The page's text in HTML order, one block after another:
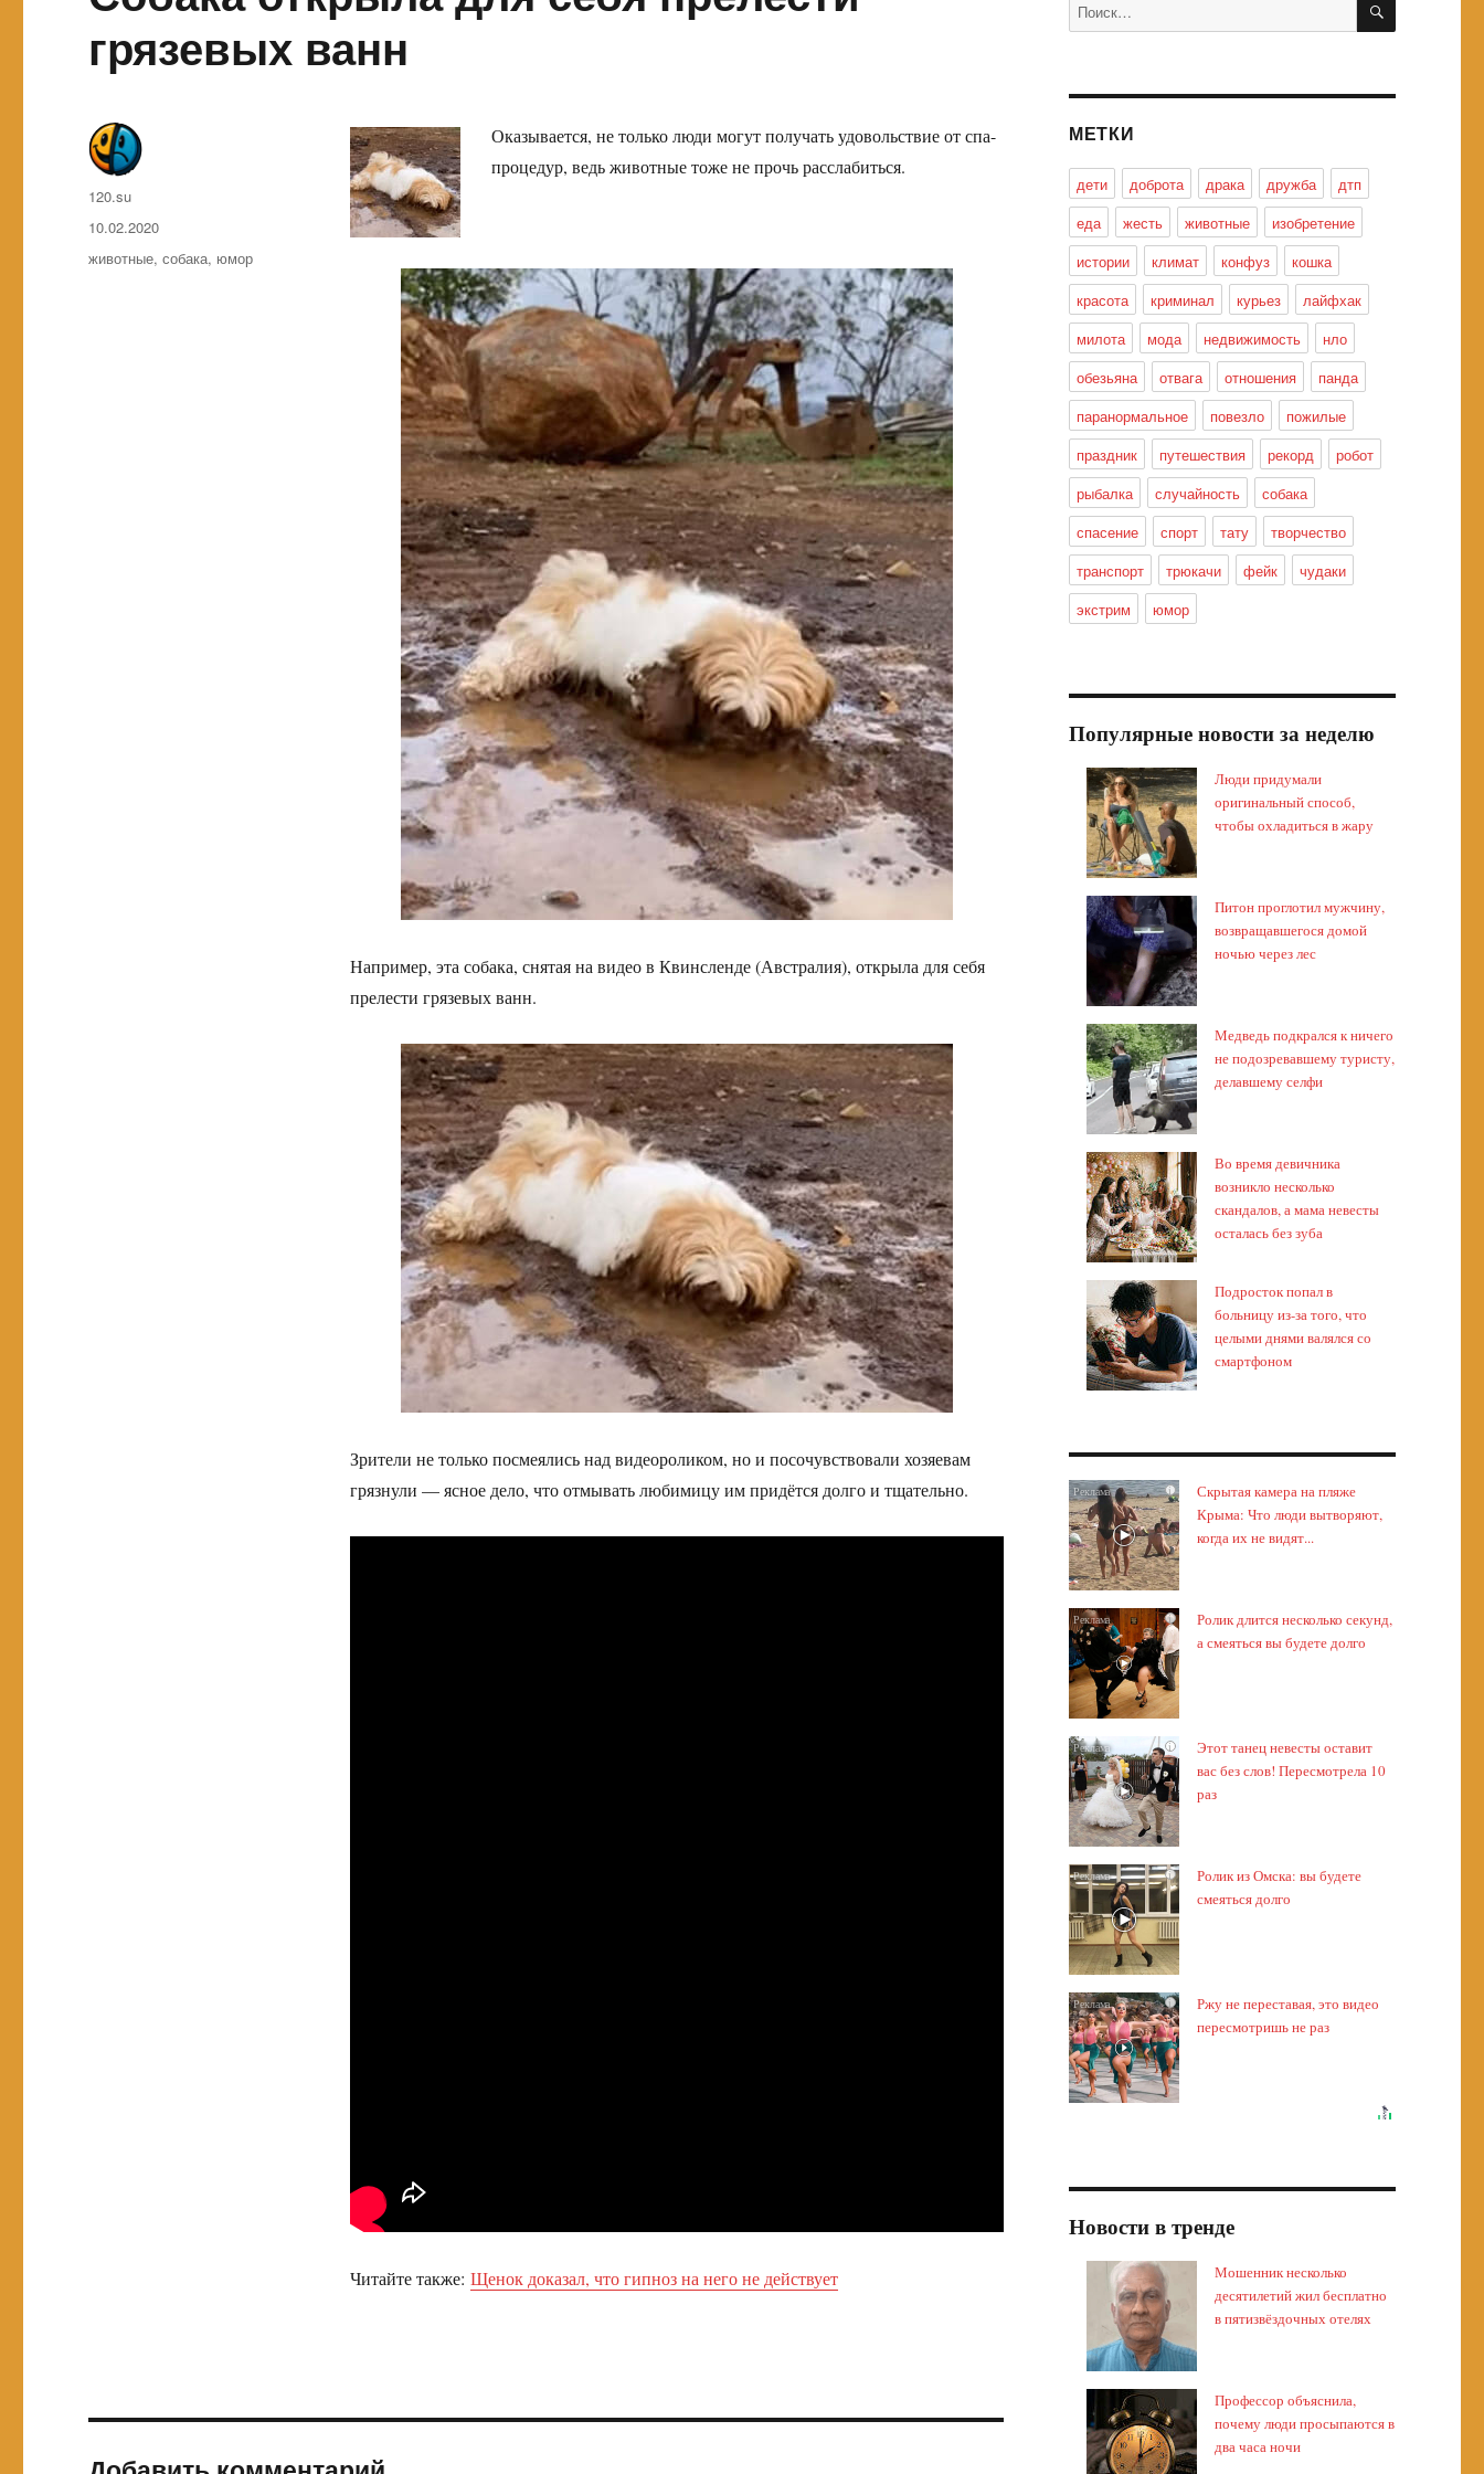
грязевых ванн
Оказывается, не только люди могут получать удовольствие от спа-
процедур, ведь животные тоже не прочь расслабиться.
Например, эта собака, снятая на видео в Квинсленде (Австралия), открыла для себя
прелести грязевых ванн.
Зрители не только посмеялись над видеороликом, но и посочувствовали хозяевам
грязнули — ясное дело, что отмывать любимицу им придётся долго и тщательно.
Читайте также: Щенок доказал, что гипноз на него не действует
Автор
120.su
Опубликовано
10.02.2020
Метки
животные,собака, юмор
МЕТКИ
дети доброта драка дружба
дтп
еда
жесть животные
изобретение
истории
климат конфуз
кошка
красота
криминал курьез
лайфхак
милота
мода недвижимость
нло
обезьяна
отвага отношения
панда
паранормальное
повезло
пожилые
праздник
путешествия рекорд
робот
рыбалка
случайность
собака
спасение
спорт тату
творчество
транспорт
трюкачи фейк
чудаки
экстрим
юмор
Популярные новости за неделю
Люди придумали
оригинальный способ,
чтобы охладиться в жару
Питон проглотил мужчину,
возвращавшегося домой
ночью через лес
Медведь подкрался к ничего
не подозревавшему туристу,
делавшему селфи
Во время девичника
возникло несколько
скандалов, а мама невесты
осталась без зуба
Подросток попал в
больницу из-за того, что
целыми днями валялся со
смартфоном
i
Скрытая камера на пляже
Крыма: Что люди вытворяют,
когда их не видят...
i
Ролик длится несколько секунд,
а смеяться вы будете долго
i
Этот танец невесты оставит
вас без слов! Пересмотрела 10
раз
i
Ролик из Омска: вы будете
смеяться долго
i
Ржу не переставая, это видео
пересмотришь не раз
Новости в тренде
Мошенник несколько
десятилетий жил бесплатно
в пятизвёздочных отелях
Профессор объяснила,
почему люди просыпаются в
два часа ночи